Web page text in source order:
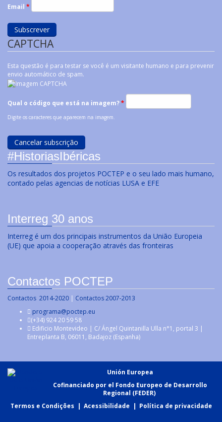
Email *
CAPTCHA
Esta questão é para testar se você é um visitante humano e para prevenir
envio automático de spam.
Qual o código que está na imagem?*
Digite os caracteres que aparecem na imagem.
#HistoriasIbéricas
Os resultados dos projetos POCTEP e o seu lado mais humano,
contado pelas agencias de notícias LUSA e EFE
Interreg 30 anos
Interreg é um dos principais instrumentos da União Europeia
(UE) que apoia a cooperação através das fronteiras
Contactos POCTEP
Contactos 2014-2020 | Contactos 2007-2013
programa@poctep.eu
(+34) 924 20 59 58
Edificio Montevideo | C/ Ángel Quintanilla Ulla n°1, portal 3 |
Entreplanta B, 06011, Badajoz (Espanha)
Unión Europea
Cofinanciado por el Fondo Europeo de Desarrollo
Regional (FEDER)
Termos e Condições | Acessibilidade | Política de privacidade